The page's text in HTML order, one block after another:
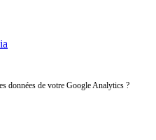
données de votre Google Analytics ?